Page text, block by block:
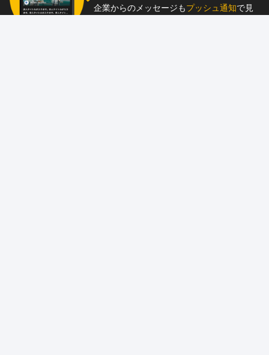
企業からのメッセージもプッシュ通知で見